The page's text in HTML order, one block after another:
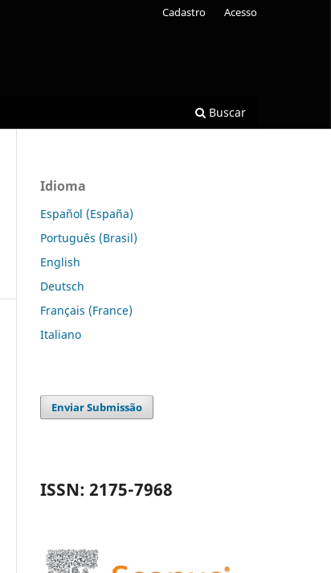
Buscar
Cadastro Acesso
Idioma
Español (España)
Português (Brasil)
English
Deutsch
Français (France)
Italiano
Enviar Submissão
ISSN: 2175-7968